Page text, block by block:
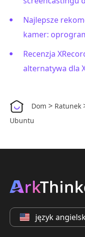
Najlepsze
kamer:
Recenzja
alternatywa dla
Dom > Ratunek
Ubuntu
język